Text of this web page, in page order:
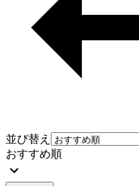
並び替え
おすすめ順